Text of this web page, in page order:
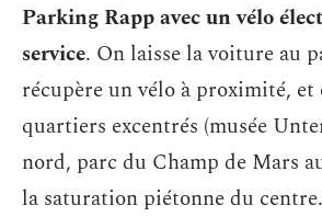
Parking Rapp avec un vélo
service. On laisse la voiture au
récupère un vélo à proximité,
quartiers excentrés (musée
nord, parc du Champ de Mars
la saturation piétonne du centre.